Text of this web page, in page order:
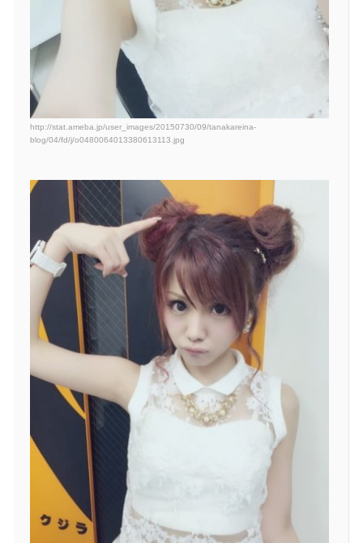
http://stat.ameba.jp/user_images/20150730/09/tanakareina-
blog/04/fd/j/o0480064013380613113.jpg